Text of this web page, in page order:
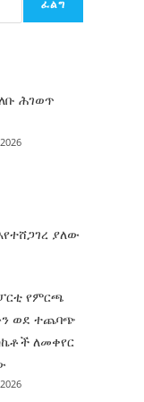
ፈልግ
ሕገወጥ
ያለው
የምርጫ
ወደ ተጨባጭ
ለመቀየር